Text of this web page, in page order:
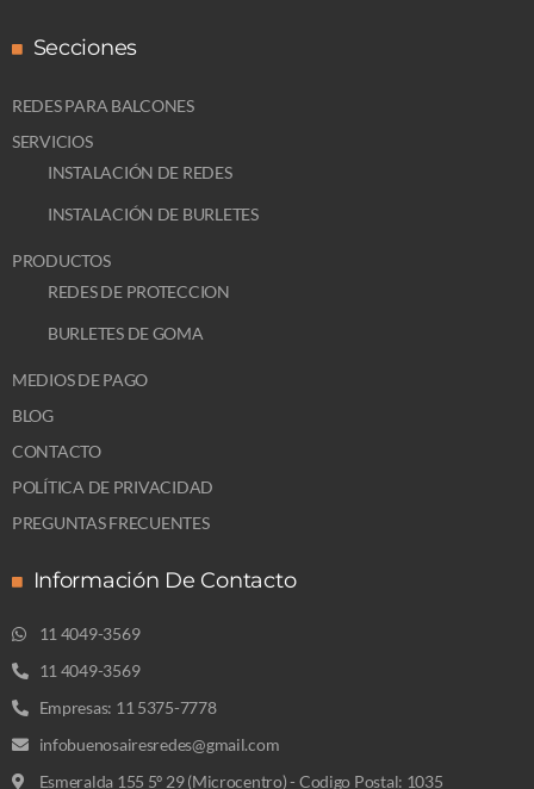
Secciones
REDES PARA BALCONES
SERVICIOS
INSTALACIÓN DE REDES
INSTALACIÓN DE BURLETES
PRODUCTOS
REDES DE PROTECCION
BURLETES DE GOMA
MEDIOS DE PAGO
BLOG
CONTACTO
POLÍTICA DE PRIVACIDAD
PREGUNTAS FRECUENTES
Información De Contacto
11 4049-3569
11 4049-3569
Empresas: 11 5375-7778
infobuenosairesredes@gmail.com
Esmeralda 155 5º 29 (Microcentro) - Codigo Postal: 1035